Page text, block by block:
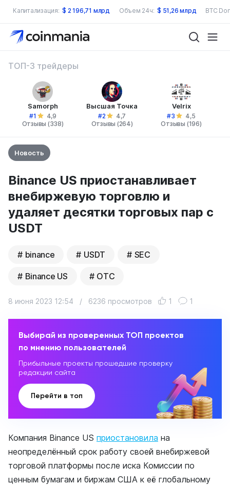
Капитализация: $ 2 196,71 млрд Объем 24ч: $ 51,26 млрд BTC
ТОП-3 трейдеры
Samorph
#1
4,9
Отзывы (338)
Высшая Точка
#2
4,7
Отзывы (264)
Velrix
#3
4,5
Отзывы (196)
Новость
Binance US приостанавливает
внебиржевую торговлю и
удаляет десятки торговых пар с
USDT
binance USDT SEC
Binance US ОТС
8 июня 2023 12:54 / 6236 просмотров 1 1
Выбирай из проверенных ТОП проектов
по мнению пользователей
Прибыльные проекты прошедшие проверку
редакции сайта
Перейти в топ
Компания Binance US приостановила на
неопределённый срок работу своей внебиржевой
торговой платформы после иска Комиссии по
ценным бумагам и биржам США к её глобальному